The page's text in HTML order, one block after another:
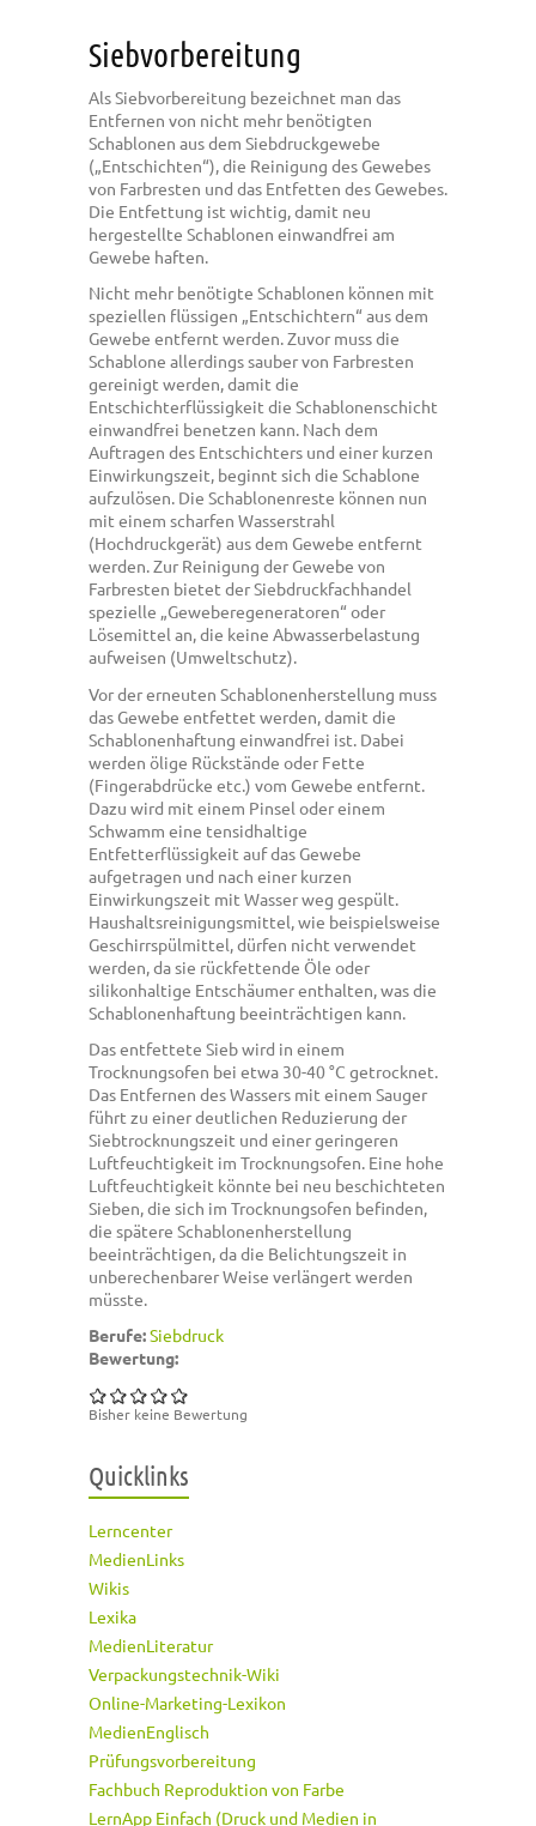
Siebvorbereitung
Als Siebvorbereitung bezeichnet man das
Entfernen von nicht mehr benötigten
Schablonen aus dem Siebdruckgewebe
(„Entschichten“), die Reinigung des Gewebes
von Farbresten und das Entfetten des Gewebes.
Die Entfettung ist wichtig, damit neu
hergestellte Schablonen einwandfrei am
Gewebe haften.
Nicht mehr benötigte Schablonen können mit
speziellen flüssigen „Entschichtern“ aus dem
Gewebe entfernt werden. Zuvor muss die
Schablone allerdings sauber von Farbresten
gereinigt werden, damit die
Entschichterflüssigkeit die Schablonenschicht
einwandfrei benetzen kann. Nach dem
Auftragen des Entschichters und einer kurzen
Einwirkungszeit, beginnt sich die Schablone
aufzulösen. Die Schablonenreste können nun
mit einem scharfen Wasserstrahl
(Hochdruckgerät) aus dem Gewebe entfernt
werden. Zur Reinigung der Gewebe von
Farbresten bietet der Siebdruckfachhandel
spezielle „Geweberegeneratoren“ oder
Lösemittel an, die keine Abwasserbelastung
aufweisen (Umweltschutz).
Vor der erneuten Schablonenherstellung muss
das Gewebe entfettet werden, damit die
Schablonenhaftung einwandfrei ist. Dabei
werden ölige Rückstände oder Fette
(Fingerabdrücke etc.) vom Gewebe entfernt.
Dazu wird mit einem Pinsel oder einem
Schwamm eine tensidhaltige
Entfetterflüssigkeit auf das Gewebe
aufgetragen und nach einer kurzen
Einwirkungszeit mit Wasser weg gespült.
Haushaltsreinigungsmittel, wie beispielsweise
Geschirrspülmittel, dürfen nicht verwendet
werden, da sie rückfettende Öle oder
silikonhaltige Entschäumer enthalten, was die
Schablonenhaftung beeinträchtigen kann.
Das entfettete Sieb wird in einem
Trocknungsofen bei etwa 30-40 °C getrocknet.
Das Entfernen des Wassers mit einem Sauger
führt zu einer deutlichen Reduzierung der
Siebtrocknungszeit und einer geringeren
Luftfeuchtigkeit im Trocknungsofen. Eine hohe
Luftfeuchtigkeit könnte bei neu beschichteten
Sieben, die sich im Trocknungsofen befinden,
die spätere Schablonenherstellung
beeinträchtigen, da die Belichtungszeit in
unberechenbarer Weise verlängert werden
müsste.
Berufe:Siebdruck
Bewertung:
Bisher keine Bewertung
Quicklinks
Lerncenter
MedienLinks
Wikis
Lexika
MedienLiteratur
Verpackungstechnik-Wiki
Online-Marketing-Lexikon
MedienEnglisch
Prüfungsvorbereitung
Fachbuch Reproduktion von Farbe
LernApp Einfach (Druck und Medien in